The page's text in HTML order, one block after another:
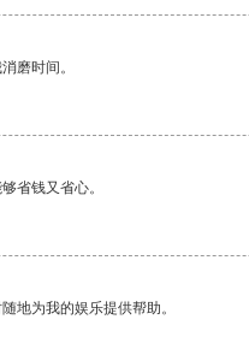
磨时间。
省钱又省心。
地为我的娱乐提供帮助。